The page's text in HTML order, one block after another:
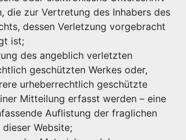
die zur Vertretung des Inhabers des
dessen Verletzung vorgebracht
ist;
des angeblich verletzten
geschützten Werkes oder,
urheberrechtlich geschützte
Mitteilung erfasst werden – eine
Auflistung der fraglichen
Website;